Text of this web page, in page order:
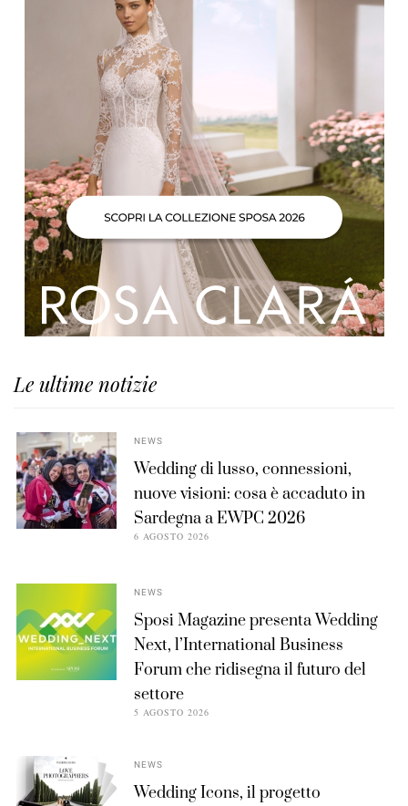
Le ultime notizie
NEWS
Wedding di lusso, connessioni,
nuove visioni: cosa è accaduto in
Sardegna a EWPC 2026
6 AGOSTO 2026
NEWS
Sposi Magazine presenta Wedding
Next, l’International Business
Forum che ridisegna il futuro del
settore
5 AGOSTO 2026
NEWS
Wedding Icons, il progetto